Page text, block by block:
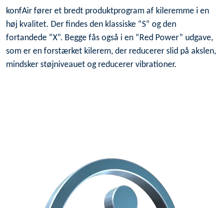
konfAir fører et bredt produktprogram af kileremme i en
høj kvalitet. Der findes den klassiske “S” og den
fortandede “X”. Begge fås også i en “Red Power” udgave,
som er en forstærket kilerem, der reducerer slid på akslen,
mindsker støjniveauet og reducerer vibrationer.